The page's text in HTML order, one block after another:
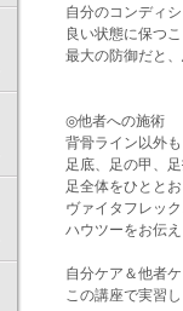
自分のコンディ
良い状態に保つ
最大の防御だと
◎他者への施術
背骨ライン以外も
足底、足の甲、
足全体をひとと
ヴァイタフレッ
ハウツーをお伝
自分ケア＆他者
この講座で実習